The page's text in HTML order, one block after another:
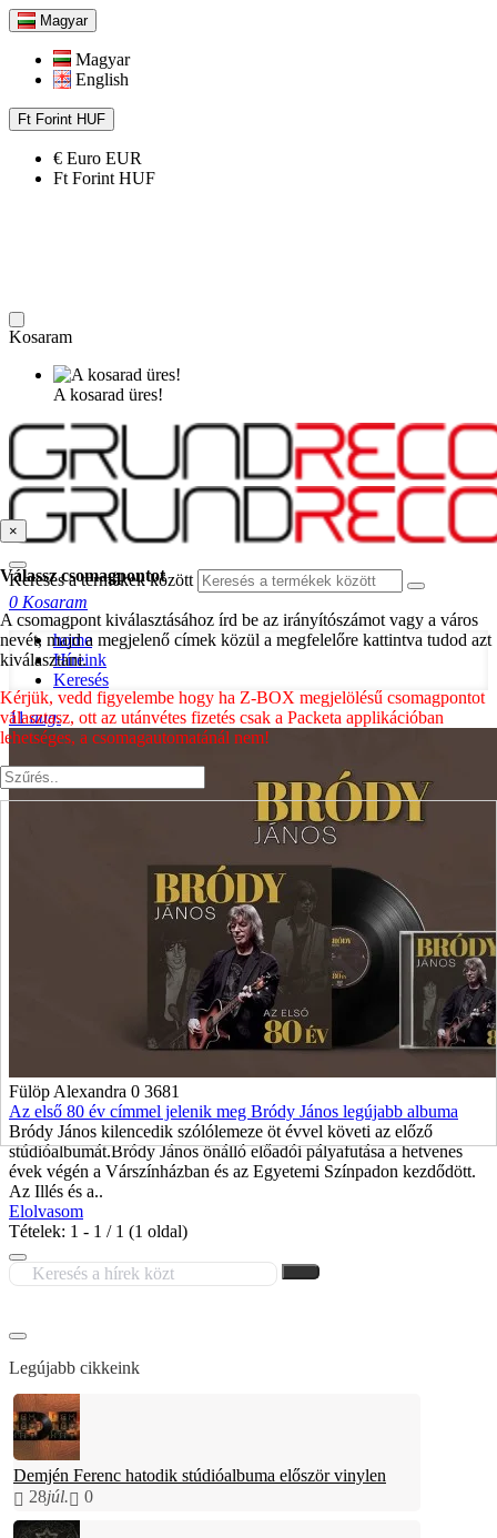
Magyar
Magyar
English
Ft Forint HUF
€ Euro EUR
Ft Forint HUF
Kosaram
A kosarad üres!
Keresés a termékek között
0 Kosaram
home
Híreink
Keresés
11aug.
Fülöp Alexandra 0 3681
Az első 80 év címmel jelenik meg Bródy János legújabb albuma
Bródy János kilencedik szólólemeze öt évvel követi az előző
stúdióalbumát.Bródy János önálló előadói pályafutása a hetvenes
évek végén a Várszínházban és az Egyetemi Színpadon kezdődött.
Az Illés és a..
Elolvasom
Tételek: 1 - 1 / 1 (1 oldal)
Legújabb cikkeink
Demjén Ferenc hatodik stúdióalbuma először vinylen
28júl. 0
×
Válassz csomagpontot
A csomagpont kiválasztásához írd be az irányítószámot vagy a város
nevét, majd a megjelenő címek közül a megfelelőre kattintva tudod azt
kiválasztani.
Kérjük, vedd figyelembe hogy ha Z-BOX megjelölésű csomagpontot
választasz, ott az utánvétes fizetés csak a Packeta applikációban
lehetséges, a csomagautomatánál nem!